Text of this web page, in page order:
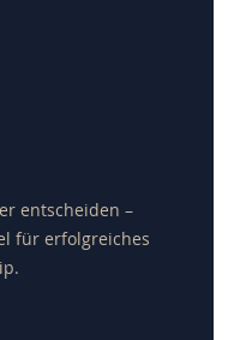
entscheiden –
für erfolgreiches